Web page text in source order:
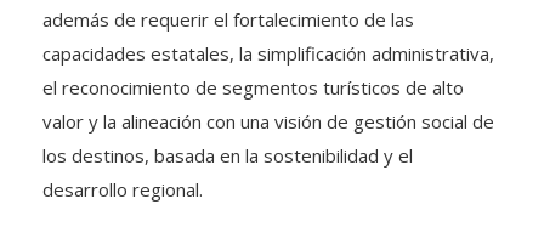
además de requerir el fortalecimiento de las
capacidades estatales, la simplificación administrativa,
el reconocimiento de segmentos turísticos de alto
valor y la alineación con una visión de gestión social de
los destinos, basada en la sostenibilidad y el
desarrollo regional.